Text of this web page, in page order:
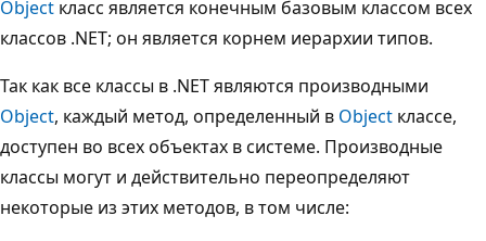
Object класс является конечным базовым классом всех
классов .NET; он является корнем иерархии типов.
Так как все классы в .NET являются производными
Object, каждый метод, определенный в Object классе,
доступен во всех объектах в системе. Производные
классы могут и действительно переопределяют
некоторые из этих методов, в том числе: